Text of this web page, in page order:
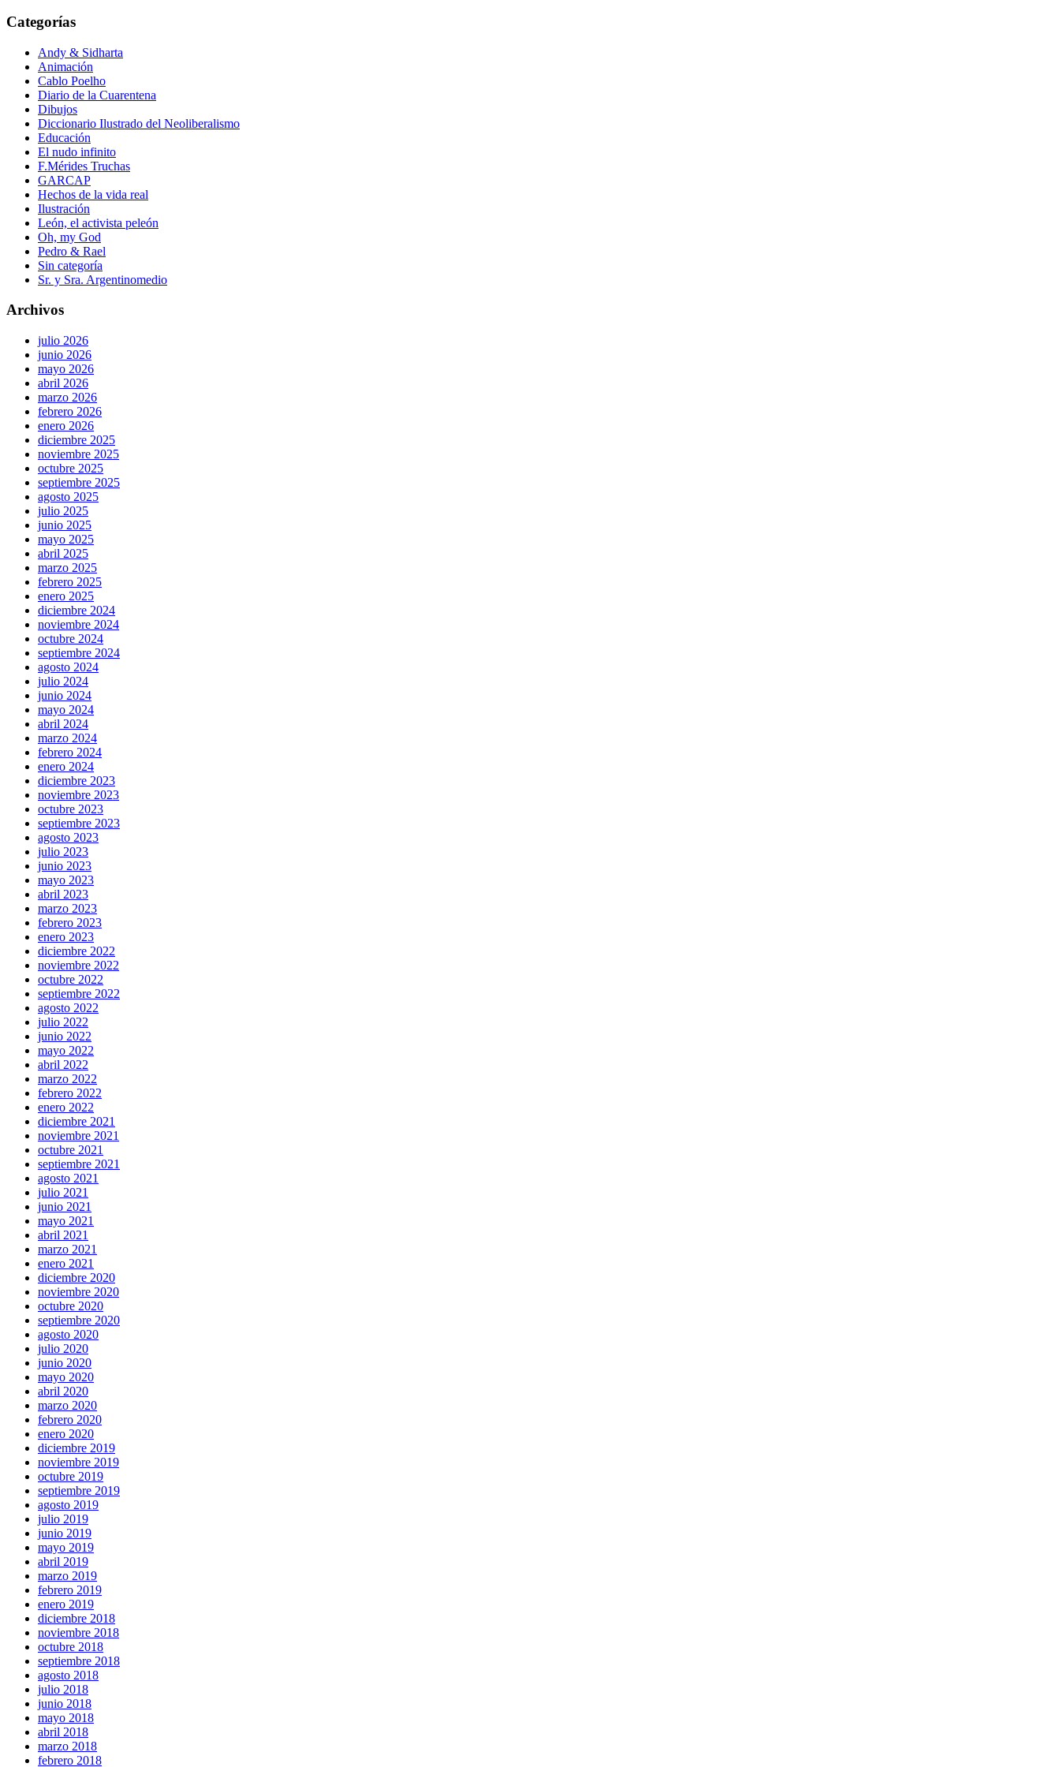
Categorías
Andy & Sidharta
Animación
Cablo Poelho
Diario de la Cuarentena
Dibujos
Diccionario Ilustrado del Neoliberalismo
Educación
El nudo infinito
F.Mérides Truchas
GARCAP
Hechos de la vida real
Ilustración
León, el activista peleón
Oh, my God
Pedro & Rael
Sin categoría
Sr. y Sra. Argentinomedio
Archivos
julio 2026
junio 2026
mayo 2026
abril 2026
marzo 2026
febrero 2026
enero 2026
diciembre 2025
noviembre 2025
octubre 2025
septiembre 2025
agosto 2025
julio 2025
junio 2025
mayo 2025
abril 2025
marzo 2025
febrero 2025
enero 2025
diciembre 2024
noviembre 2024
octubre 2024
septiembre 2024
agosto 2024
julio 2024
junio 2024
mayo 2024
abril 2024
marzo 2024
febrero 2024
enero 2024
diciembre 2023
noviembre 2023
octubre 2023
septiembre 2023
agosto 2023
julio 2023
junio 2023
mayo 2023
abril 2023
marzo 2023
febrero 2023
enero 2023
diciembre 2022
noviembre 2022
octubre 2022
septiembre 2022
agosto 2022
julio 2022
junio 2022
mayo 2022
abril 2022
marzo 2022
febrero 2022
enero 2022
diciembre 2021
noviembre 2021
octubre 2021
septiembre 2021
agosto 2021
julio 2021
junio 2021
mayo 2021
abril 2021
marzo 2021
enero 2021
diciembre 2020
noviembre 2020
octubre 2020
septiembre 2020
agosto 2020
julio 2020
junio 2020
mayo 2020
abril 2020
marzo 2020
febrero 2020
enero 2020
diciembre 2019
noviembre 2019
octubre 2019
septiembre 2019
agosto 2019
julio 2019
junio 2019
mayo 2019
abril 2019
marzo 2019
febrero 2019
enero 2019
diciembre 2018
noviembre 2018
octubre 2018
septiembre 2018
agosto 2018
julio 2018
junio 2018
mayo 2018
abril 2018
marzo 2018
febrero 2018